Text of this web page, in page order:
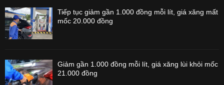
Tiếp tục giảm gần 1.000 đồng mỗi lít, giá xăng mất
mốc 20.000 đồng
Giảm gần 1.000 đồng mỗi lít, giá xăng lùi khỏi mốc
21.000 đồng